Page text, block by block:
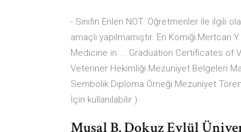
- Sınıfın Enleri NOT: Öğretmenler ile ilgili
amaçlı yapılmamıştır. En
Medicine in ... Graduation Certificates of
Veteriner Hekimliği Mezuniyet Belgeleri
Sembolik Diploma Örneği Mezuniyet
İçin kullanılabilir )
Musal B. Dokuz Eylül